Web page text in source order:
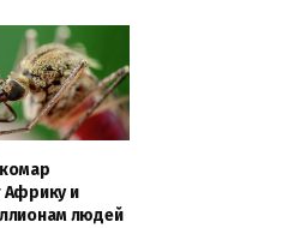
Африку и
людей